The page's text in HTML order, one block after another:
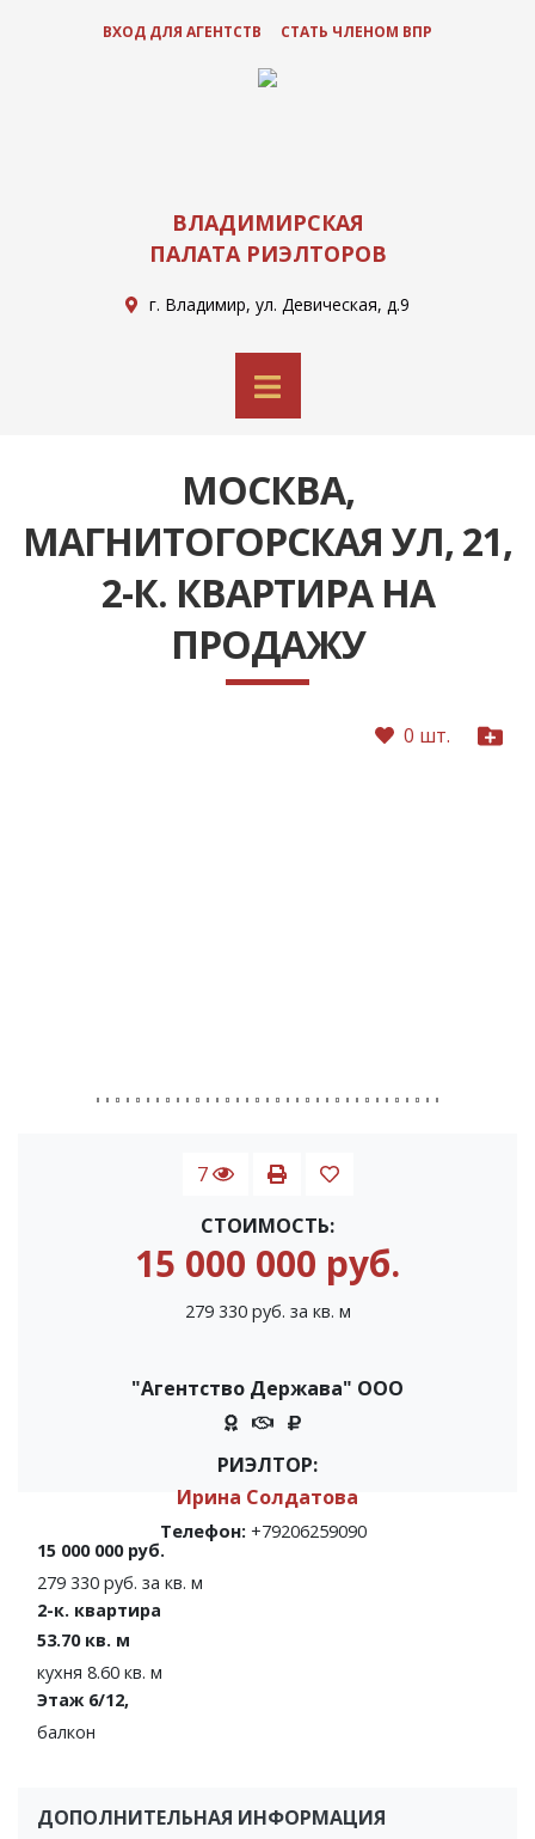
ВХОД ДЛЯ АГЕНТСТВ СТАТЬ ЧЛЕНОМ ВПР
ВЛАДИМИРСКАЯ
ПАЛАТА РИЭЛТОРОВ
г. Владимир, ул. Девическая, д.9
МОСКВА,
МАГНИТОГОРСКАЯ УЛ, 21,
2-К. КВАРТИРА НА
ПРОДАЖУ
0 шт.
7
СТОИМОСТЬ:
15 000 000 руб.
279 330 руб. за кв. м
"Агентство Держава" ООО
РИЭЛТОР:
Ирина Солдатова
Телефон: +79206259090
15 000 000 руб.
279 330 руб. за кв. м
2-к. квартира
53.70 кв. м
кухня 8.60 кв. м
Этаж 6/12,
балкон
ДОПОЛНИТЕЛЬНАЯ ИНФОРМАЦИЯ